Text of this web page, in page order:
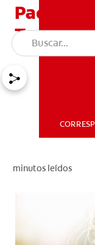
minutos leídos